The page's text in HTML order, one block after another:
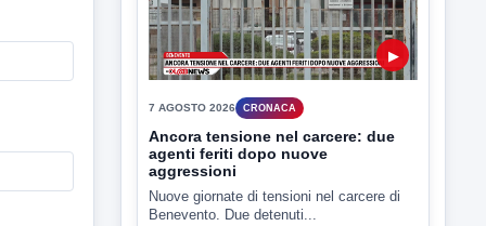
▶
7 AGOSTO 2026 CRONACA
Ancora tensione nel carcere: due
agenti feriti dopo nuove
aggressioni
Nuove giornate di tensioni nel carcere di
Benevento. Due detenuti...